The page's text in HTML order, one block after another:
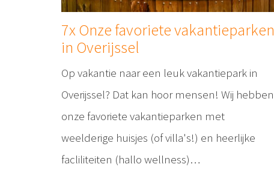
7x Onze favoriete vakantieparken
in Overijssel
Op vakantie naar een leuk vakantiepark in
Overijssel? Dat kan hoor mensen! Wij hebben
onze favoriete vakantieparken met
weelderige huisjes (of villa's!) en heerlijke
facliliteiten (hallo wellness)…